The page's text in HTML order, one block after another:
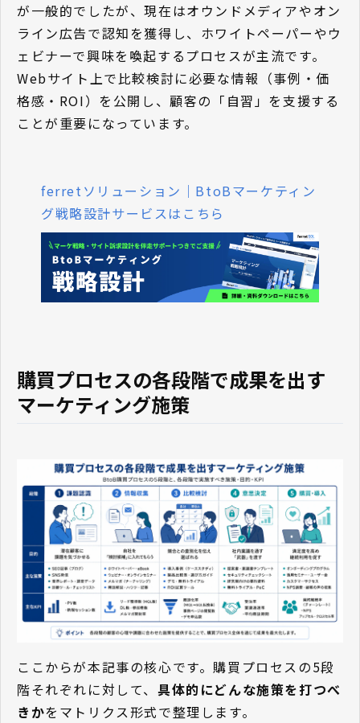
が一般的でしたが、現在はオウンドメディアやオン
ライン広告で認知を獲得し、ホワイトペーパーやウ
ェビナーで興味を喚起するプロセスが主流です。
Webサイト上で比較検討に必要な情報（事例・価
格感・ROI）を公開し、顧客の「自習」を支援する
ことが重要になっています。
ferretソリューション｜BtoBマーケティン
グ戦略設計サービスはこちら
購買プロセスの各段階で成果を出す
マーケティング施策
ここからが本記事の核心です。購買プロセスの5段
階それぞれに対して、 具体的にどんな施策を打つべ
きかをマトリクス形式で整理します。